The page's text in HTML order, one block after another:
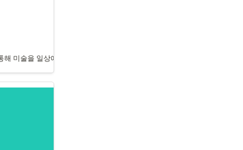
미술을 일상에 접목시키는 국내 최대 아트 플랫폼입니다. 저작권사업